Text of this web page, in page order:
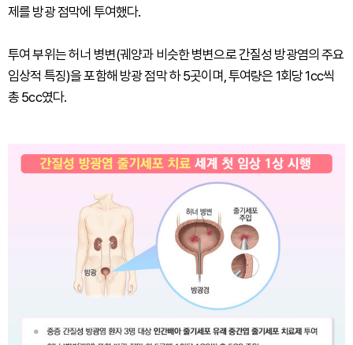
제를 방광 점막에 투여했다.
투여 부위는 허너 병변(궤양과 비슷한 병변으로 간질성 방광염의 주요
임상적 특징)을 포함해 방광 점막 하 5곳이며, 투여량은 1회당 1cc씩
총 5cc였다.